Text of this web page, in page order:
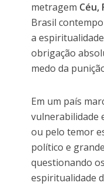
metragem Céu,
Brasil
a
obrigação
medo da
Em um país
vulnerabilidade
ou pelo temor
político e
questionando
espiritualidade